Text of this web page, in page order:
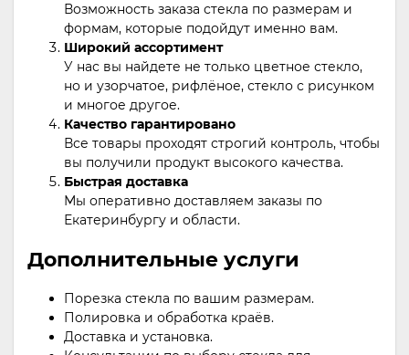
Возможность заказа стекла по размерам и
формам, которые подойдут именно вам.
Широкий ассортимент
У нас вы найдете не только цветное стекло,
но и узорчатое, рифлёное, стекло с рисунком
и многое другое.
Качество гарантировано
Все товары проходят строгий контроль, чтобы
вы получили продукт высокого качества.
Быстрая доставка
Мы оперативно доставляем заказы по
Екатеринбургу и области.
Дополнительные услуги
Порезка стекла по вашим размерам.
Полировка и обработка краёв.
Доставка и установка.